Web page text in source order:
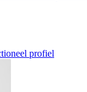
profiel